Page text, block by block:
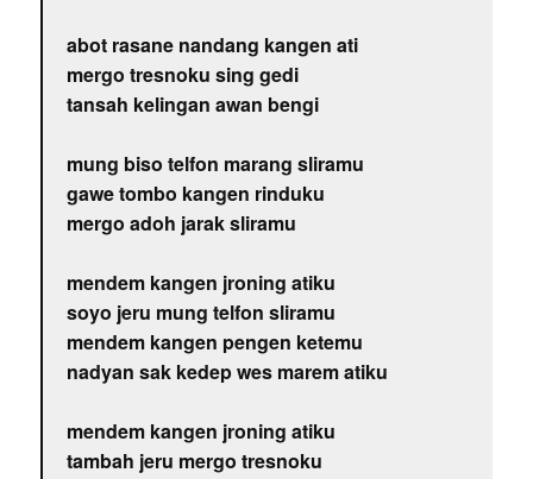
abot rasane nandang kangen ati
mergo tresnoku sing gedi
tansah kelingan awan bengi
mung biso telfon marang sliramu
gawe tombo kangen rinduku
mergo adoh jarak sliramu
mendem kangen jroning atiku
soyo jeru mung telfon sliramu
mendem kangen pengen ketemu
nadyan sak kedep wes marem atiku
mendem kangen jroning atiku
tambah jeru mergo tresnoku